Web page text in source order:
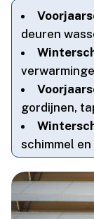
deuren
gordijnen,
schimmel